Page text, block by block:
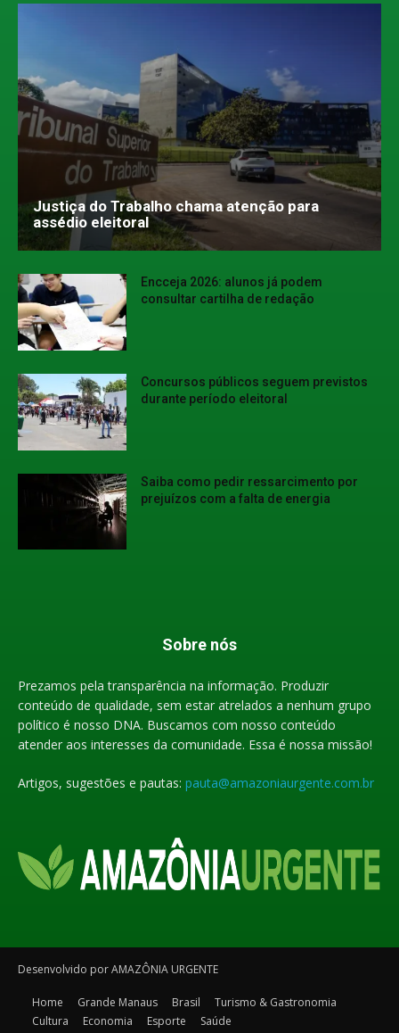
Justiça do Trabalho chama atenção para
assédio eleitoral
Encceja 2026: alunos já podem
consultar cartilha de redação
Concursos públicos seguem previstos
durante período eleitoral
Saiba como pedir ressarcimento por
prejuízos com a falta de energia
Sobre nós
Prezamos pela transparência na informação. Produzir
conteúdo de qualidade, sem estar atrelados a nenhum grupo
político é nosso DNA. Buscamos com nosso conteúdo
atender aos interesses da comunidade. Essa é nossa missão!
Artigos, sugestões e pautas: pauta@amazoniaurgente.com.br
Desenvolvido por AMAZÔNIA URGENTE
Home Grande Manaus Brasil
Turismo & Gastronomia
Cultura
Economia Esporte Saúde